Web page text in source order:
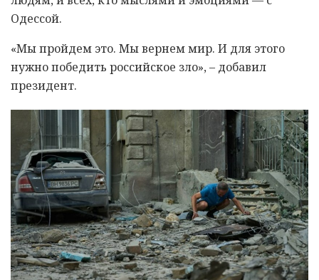
Одессой.
«Мы пройдем это. Мы вернем мир. И для этого
нужно победить российское зло», – добавил
президент.